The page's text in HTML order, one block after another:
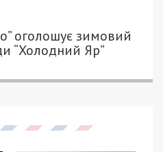
ДЛЯ
влучання російської
транспорту. Підтримати